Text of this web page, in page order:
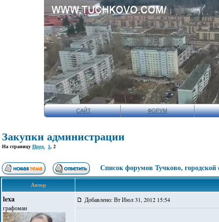
САЙТ ФОРУМ
Закупки администрации
На страницу Пред. 1, 2
Список форумов Тучково,
Автор
lexa
графоман
Добавлено: Вт Июл 31, 2012 15:54